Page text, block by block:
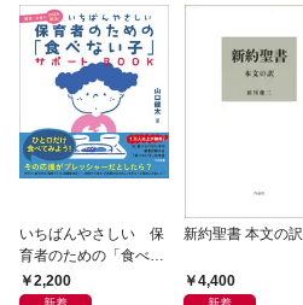
いちばんやさしい 保
育者のための「食べな
い子」サポートＢＯＯ
Ｋ 偏食・少食のお悩
2,200
新約聖書 本文の訳
4,400